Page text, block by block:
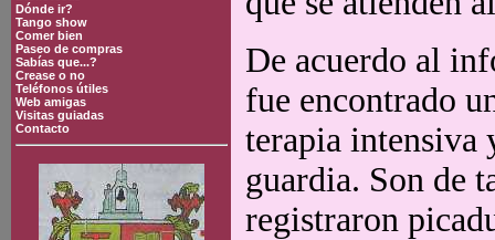
Dónde ir?
Tango show
Comer bien
Paseo de compras
Sabías que...?
Crease o no
Teléfonos útiles
Web amigas
Visitas guiadas
Contacto
De acuerdo al
fue encontrado
terapia intensiva
guardia. Son de
registraron